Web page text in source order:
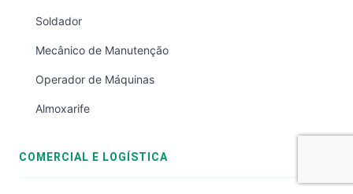
Soldador
Mecânico de Manutenção
Operador de Máquinas
Almoxarife
COMERCIAL E LOGÍSTICA